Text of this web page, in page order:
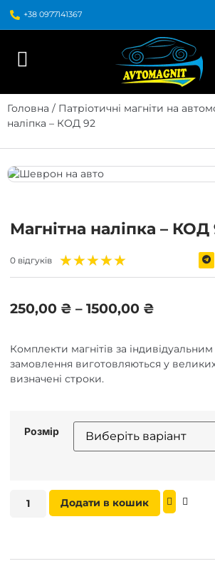
+38 0977141367
Головна / Патріотичні магніти на
наліпка – КОД 92
Магнітна наліпка – КОД
0 відгуків ★★★★★
250,00 ₴ – 1500,00 ₴
Комплекти магнітів за
замовлення виготовляються у
визначені строки.
Розмір
Додати в кошик